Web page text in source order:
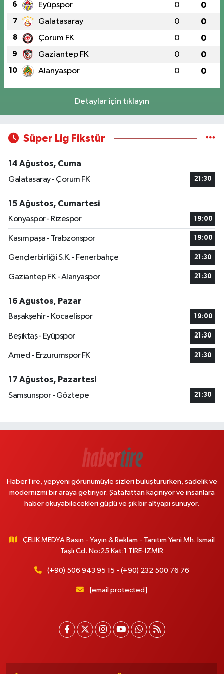
6 Eyüpspor 0 0
7 Galatasaray 0 0
8 Çorum FK 0 0
9 Gaziantep FK 0 0
10 Alanyaspor 0 0
Detaylar için tıklayın
Süper Lig Fikstür
14 Ağustos, Cuma
Galatasaray - Çorum FK
21:30
15 Ağustos, Cumartesi
Konyaspor - Rizespor
19:00
Kasımpaşa - Trabzonspor 19:00
Gençlerbirliği S.K. - Fenerbahçe 21:30
Gaziantep FK - Alanyaspor 21:30
16 Ağustos, Pazar
Başakşehir - Kocaelispor
19:00
Beşiktaş - Eyüpspor 21:30
Amed - Erzurumspor FK 21:30
17 Ağustos, Pazartesi
Samsunspor - Göztepe
21:30
HaberTire, yepyeni görünümüyle sizleri buluştururken, sadelik ve
modernizmi bir araya getiriyor. Şatafattan kaçınıyor ve insanlara
haber okuyabilecekleri güçlü ve şık bir altyapı sunuyor.
ÇELİK MEDYA Basın - Yayın & Reklam - Tanıtım Yeni Mh. İsmail
Taşlı Cd. No:25 Kat:1 TİRE-İZMİR
(+90) 506 943 95 15 - (+90) 232 500 76 76
[email protected]